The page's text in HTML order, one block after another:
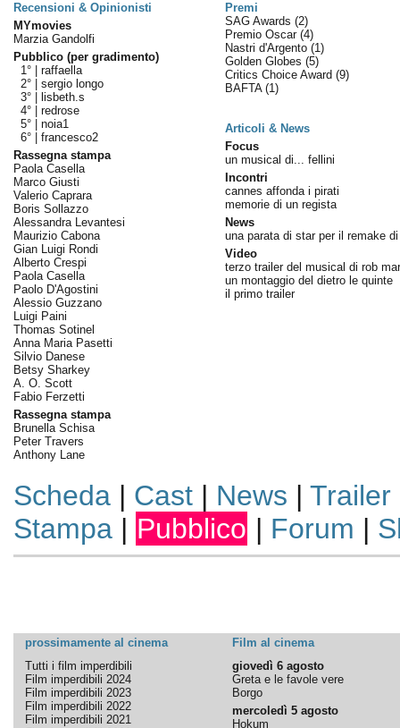
Recensioni & Opinionisti
Premi
MYmovies
Marzia Gandolfi
Pubblico (per gradimento)
1° | raffaella
2° | sergio longo
3° |
lisbeth.s
4° | redrose
5° | noia1
6° | francesco2
Rassegna stampa
Paola Casella
Marco Giusti
Valerio Caprara
Boris Sollazzo
Alessandra Levantesi
Maurizio Cabona
Gian Luigi Rondi
Alberto Crespi
Paola Casella
Paolo D'Agostini
Alessio Guzzano
Luigi Paini
Thomas Sotinel
Anna Maria Pasetti
Silvio Danese
Betsy Sharkey
A. O. Scott
Fabio Ferzetti
Rassegna stampa
Brunella Schisa
Peter Travers
Anthony Lane
SAG Awards (2)
Premio Oscar (4)
Nastri d'Argento (1)
Golden Globes (5)
Critics Choice Award (9)
BAFTA (1)
Articoli & News
Focus
un musical di... fellini
Incontri
cannes affonda i pirati
memorie di un regista
News
una parata di star per il remake
Video
terzo trailer del musical di rob
un montaggio del dietro le quinte
il primo trailer
Scheda| Cast| News | Trailer
Stampa| Pubblico | Forum |
prossimamente al cinema
Film al cinema
Tutti i film imperdibili
Film imperdibili 2024
Film imperdibili 2023
Film imperdibili 2022
Film imperdibili 2021
giovedì 6 agosto
Greta e le favole vere
Borgo
mercoledì 5 agosto
Hokum